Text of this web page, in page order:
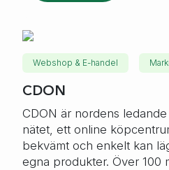
Webshop & E-handel
CDON
CDON är nordens
nätet, ett online
bekvämt och enkelt kan
egna produkter. Över 100